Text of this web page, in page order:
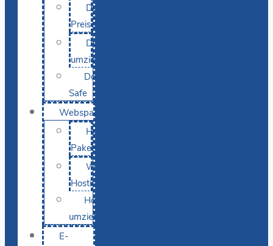
Domain-
Preise
Domain
umziehen
Domain-
Safe
Webspace
Hosting-
Pakete
WordPress
Hosting
Hosting
umziehen
E-